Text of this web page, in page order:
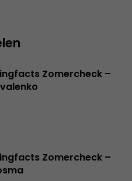
Zomercheck –
Zomercheck –